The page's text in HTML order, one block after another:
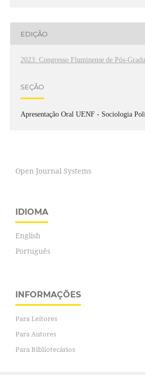
EDIÇÃO
2023: Congresso Fluminense de Pós-
SEÇÃO
Apresentação Oral UENF - Sociologia
Open Journal Systems
IDIOMA
English
Português
INFORMAÇÕES
Para Leitores
Para Autores
Para Bibliotecários